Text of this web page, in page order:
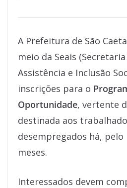
A Prefeitura de São
meio da Seais
Assistência e Inclusão
inscrições para o
Oportunidade, vertente
destinada aos
desempregados há, pelo
meses.
Interessados devem